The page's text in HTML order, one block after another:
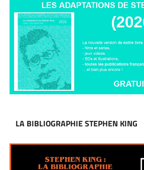
LA BIBLIOGRAPHIE STEPHEN KING